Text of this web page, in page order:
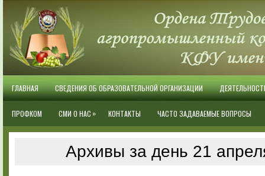
ГЛАВНАЯ СВЕДЕНИЯ ОБ ОБРАЗОВАТЕЛЬНОЙ ОРГАНИЗАЦИИ
ПРОФКОМ СМИ О НАС » КОНТАКТЫ ЧАСТО ЗАДАВАЕМЫЕ ВОПРОСЫ
Архивы за день 21